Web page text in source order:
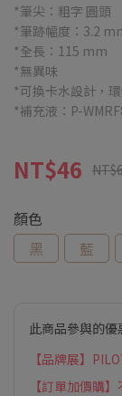
*筆尖：粗字 圓頭
*筆跡幅度：3.2
*全長：115 mm
*無異味
*可換卡水設計，
*補充液：P-
NT$46
顏色
黑
藍
此商品參與的優
【品牌展】
【訂單加價購